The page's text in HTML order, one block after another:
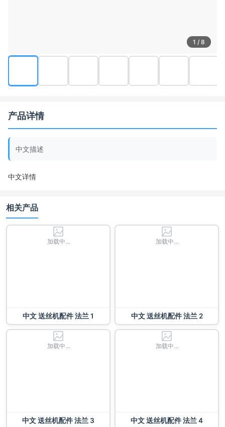
1 / 8
产品详情
中文描述
中文详情
相关产品
加载中...
中文 送丝机配件 法兰 1
加载中...
中文 送丝机配件 法兰 2
加载中...
中文 送丝机配件 法兰 3
加载中...
中文 送丝机配件 法兰 4